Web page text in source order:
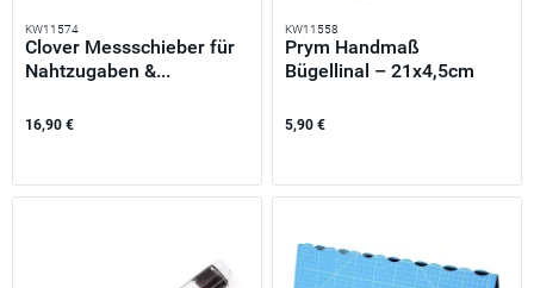
KW11574
Clover Messschieber für
Nahtzugaben &...
16,90 €
KW11558
Prym Handmaß
Bügellinal – 21x4,5cm
5,90 €